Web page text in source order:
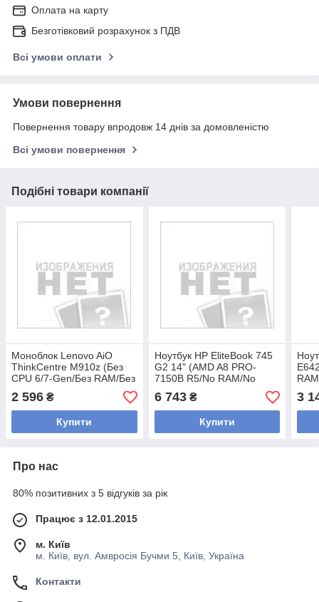
Оплата на карту
Безготівковий розрахунок з ПДВ
Всі умови оплати
Умови повернення
Повернення товару впродовж 14 днів за домовленістю
Всі умови повернення
Подібні товари компанії
Моноблок Lenovo AiO
ThinkCentre M910z (Без
CPU 6/7-Gen/Без RAM/Без
HDD 2.5"/SSD M.2), Class
A-, б/в
2 596 ₴
Купити
Ноутбук HP EliteBook 745
G2 14" (AMD A8 PRO-
7150B R5/No RAM/No
HDD), Class A-/B, без БЖ/
Батареї, б/в
6 743₴
Купити
3
Про нас
80% позитивних з 5 відгуків за рік
Працює з 12.01.2015
м. Київ
м. Київ, вул. Амвросія Бучми 5, Київ, Україна
Контакти